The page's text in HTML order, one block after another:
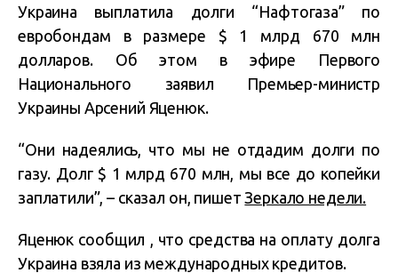
Украина выплатила долги “Нафтогаза” по
евробондам в размере $ 1 млрд 670 млн
долларов. Об этом в эфире Первого
Национального заявил Премьер-министр
Украины Арсений Яценюк.
“Они надеялись, что мы не отдадим долги по
газу. Долг $ 1 млрд 670 млн, мы все до копейки
заплатили”, – сказал он, пишетЗеркало недели.
Яценюк сообщил , что средства на оплату долга
Украина взяла из международных кредитов.